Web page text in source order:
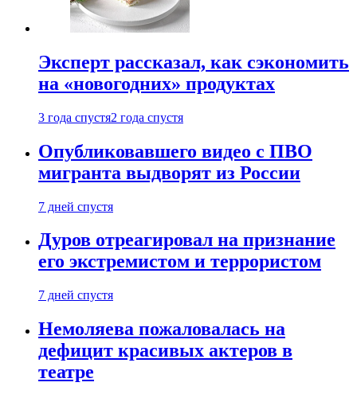
Эксперт рассказал, как сэкономить
на «новогодних» продуктах
3 года спустя2 года спустя
Опубликовавшего видео с ПВО
мигранта выдворят из России
7 дней спустя
Дуров отреагировал на признание
его экстремистом и террористом
7 дней спустя
Немоляева пожаловалась на
дефицит красивых актеров в
театре